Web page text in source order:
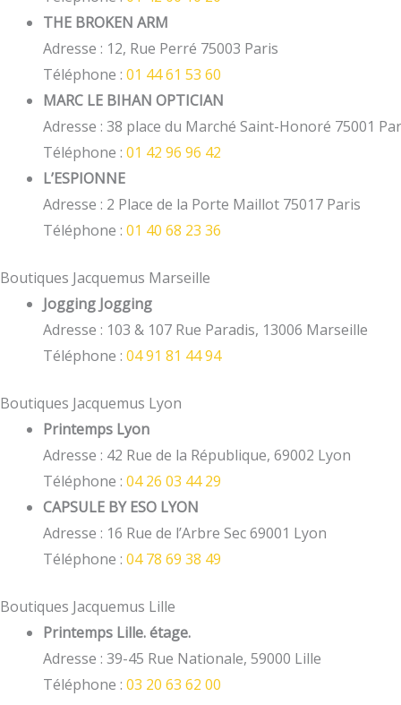
THE BROKEN ARM
Adresse : 12, Rue Perré 75003 Paris
Téléphone : 01 44 61 53 60
MARC LE BIHAN OPTICIAN
Adresse : 38 place du Marché Saint-Honoré 75001
Téléphone : 01 42 96 96 42
L’ESPIONNE
Adresse : 2 Place de la Porte Maillot 75017 Paris
Téléphone : 01 40 68 23 36
Boutiques Jacquemus Marseille
Jogging Jogging
Adresse : 103 & 107 Rue Paradis, 13006 Marseille
Téléphone : 04 91 81 44 94
Boutiques Jacquemus Lyon
Printemps Lyon
Adresse : 42 Rue de la République, 69002 Lyon
Téléphone : 04 26 03 44 29
CAPSULE BY ESO LYON
Adresse : 16 Rue de l’Arbre Sec 69001 Lyon
Téléphone : 04 78 69 38 49
Boutiques Jacquemus Lille
Printemps Lille. étage.
Adresse : 39-45 Rue Nationale, 59000 Lille
Téléphone : 03 20 63 62 00